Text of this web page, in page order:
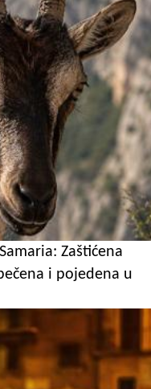
Zaštićena
i pojedena u